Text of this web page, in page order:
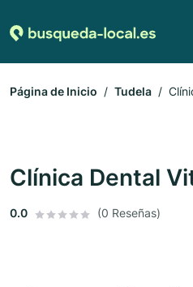
Página de Inicio Tudela
Clínica Dental
0.0 (0 Reseñas)